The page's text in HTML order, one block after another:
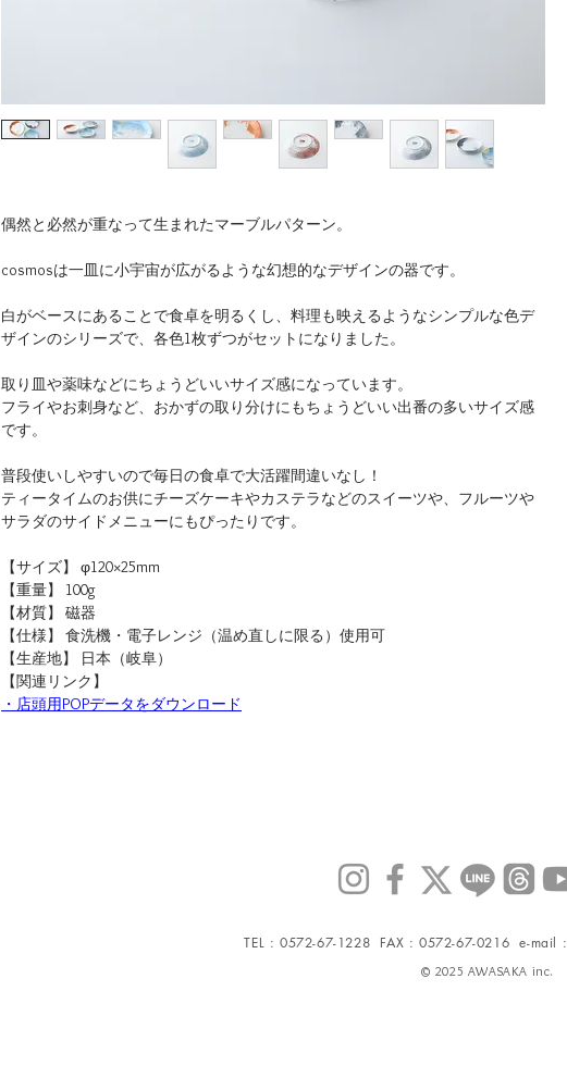
偶然と必然が重なって生まれたマーブルパターン。
cosmosは一皿に小宇宙が広がるような幻想的なデザインの器です。
白がベースにあることで食卓を明るくし、料理も映えるようなシンプルな色デ
ザインのシリーズで、各色1枚ずつがセットになりました。
取り皿や薬味などにちょうどいいサイズ感になっています。
フライやお刺身など、おかずの取り分けにもちょうどいい出番の多いサイズ感
です。
普段使いしやすいので毎日の食卓で大活躍間違いなし！
ティータイムのお供にチーズケーキやカステラなどのスイーツや、フルーツや
サラダのサイドメニューにもぴったりです。
【サイズ】 φ120×25mm
【重量】 100g
【材質】 磁器
【仕様】 食洗機・電子レンジ（温め直しに限る）使用可
【生産地】 日本（岐阜）
【関連リンク】
・店頭用POPデータをダウンロード
TEL : 0572-67-1228 FAX : 0572-67-0216 e-mail :
© 2025 AWASAKA inc.